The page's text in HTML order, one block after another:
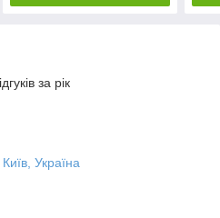
за рік
Україна